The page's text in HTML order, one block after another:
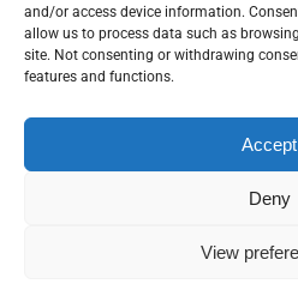
and/or access device information.
allow us to process data such as
site. Not consenting or withdrawing
features and functions.
Accept
Deny
View
2026 - Gras Wood Wide BV |
Hilde